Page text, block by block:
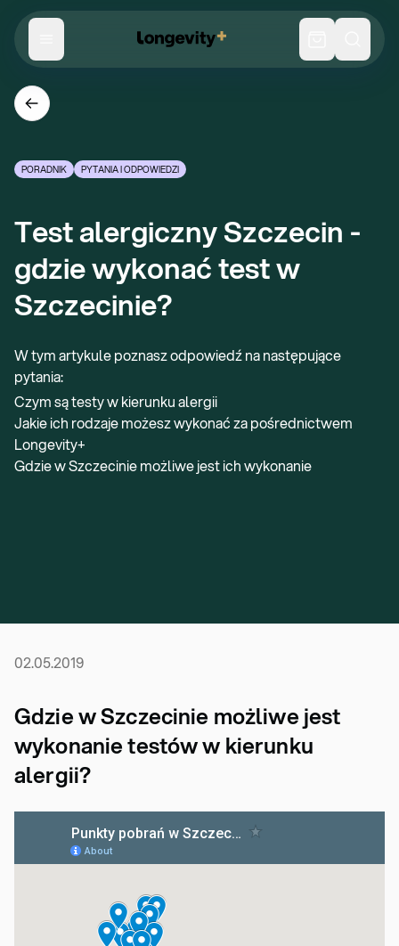
PORADNIK PYTANIA I ODPOWIEDZI
Test alergiczny Szczecin -
gdzie wykonać test w
Szczecinie?
W tym artykule poznasz odpowiedź na następujące
pytania:
Czym są testy w kierunku alergii
Jakie ich rodzaje możesz wykonać za pośrednictwem
Longevity+
Gdzie w Szczecinie możliwe jest ich wykonanie
02.05.2019
Gdzie w Szczecinie możliwe jest
wykonanie testów w kierunku
alergii?